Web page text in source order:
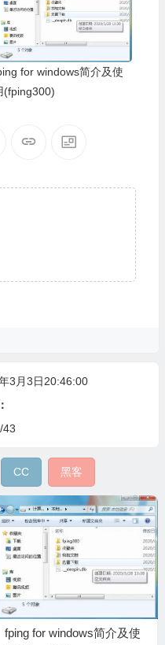
for windows简介及使
(fping300)
3月3日20:46:00
43
CC 黑客
fping for windows简介及使